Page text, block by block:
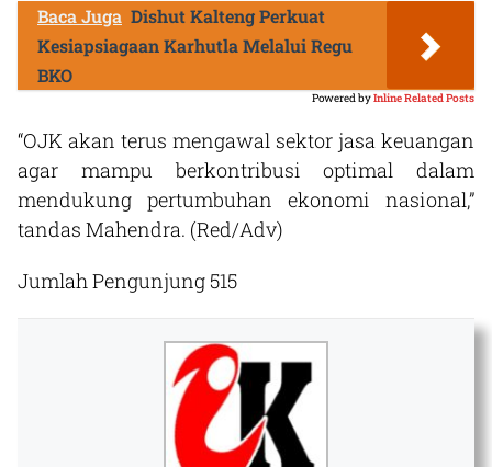
Baca Juga Dishut Kalteng Perkuat
Kesiapsiagaan Karhutla Melalui Regu
BKO
Powered byInline Related Posts
“OJK akan terus mengawal sektor jasa keuangan
agar mampu berkontribusi optimal dalam
mendukung pertumbuhan ekonomi nasional,”
tandas Mahendra. (Red/Adv)
Jumlah Pengunjung 515